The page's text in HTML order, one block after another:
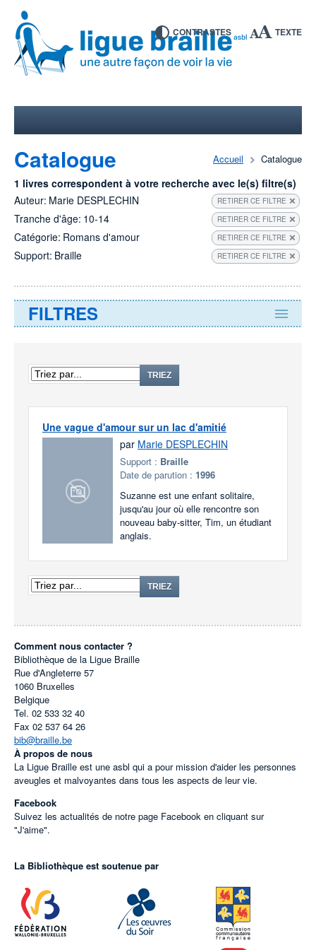
CONTRASTES TEXTE
Accueil Catalogue
Catalogue
1 livres correspondent à votre recherche avec le(s) filtre(s)
Auteur: Marie DESPLECHIN RETIRER CE FILTRE
Tranche d'âge: 10-14 RETIRER CE FILTRE
Catégorie: Romans d'amour RETIRER CE FILTRE
Support: Braille RETIRER CE FILTRE
FILTRES
TRIEZ
Une vague d'amour sur un lac d'amitié
par Marie DESPLECHIN
Support : Braille
Date de parution : 1996
Suzanne est une enfant solitaire,
jusqu'au jour où elle rencontre son
nouveau baby-sitter, Tim, un étudiant
anglais.
TRIEZ
Comment nous contacter ?
Bibliothèque de la Ligue Braille
Rue d'Angleterre 57
1060 Bruxelles
Belgique
Tel. 02 533 32 40
Fax 02 537 64 26
bib@braille.be
À propos de nous
La Ligue Braille est une asbl qui a pour mission d'aider les personnes
aveugles et malvoyantes dans tous les aspects de leur vie.
Facebook
Suivez les actualités de notre page Facebook en cliquant sur
"J'aime".
La Bibliothèque est soutenue par